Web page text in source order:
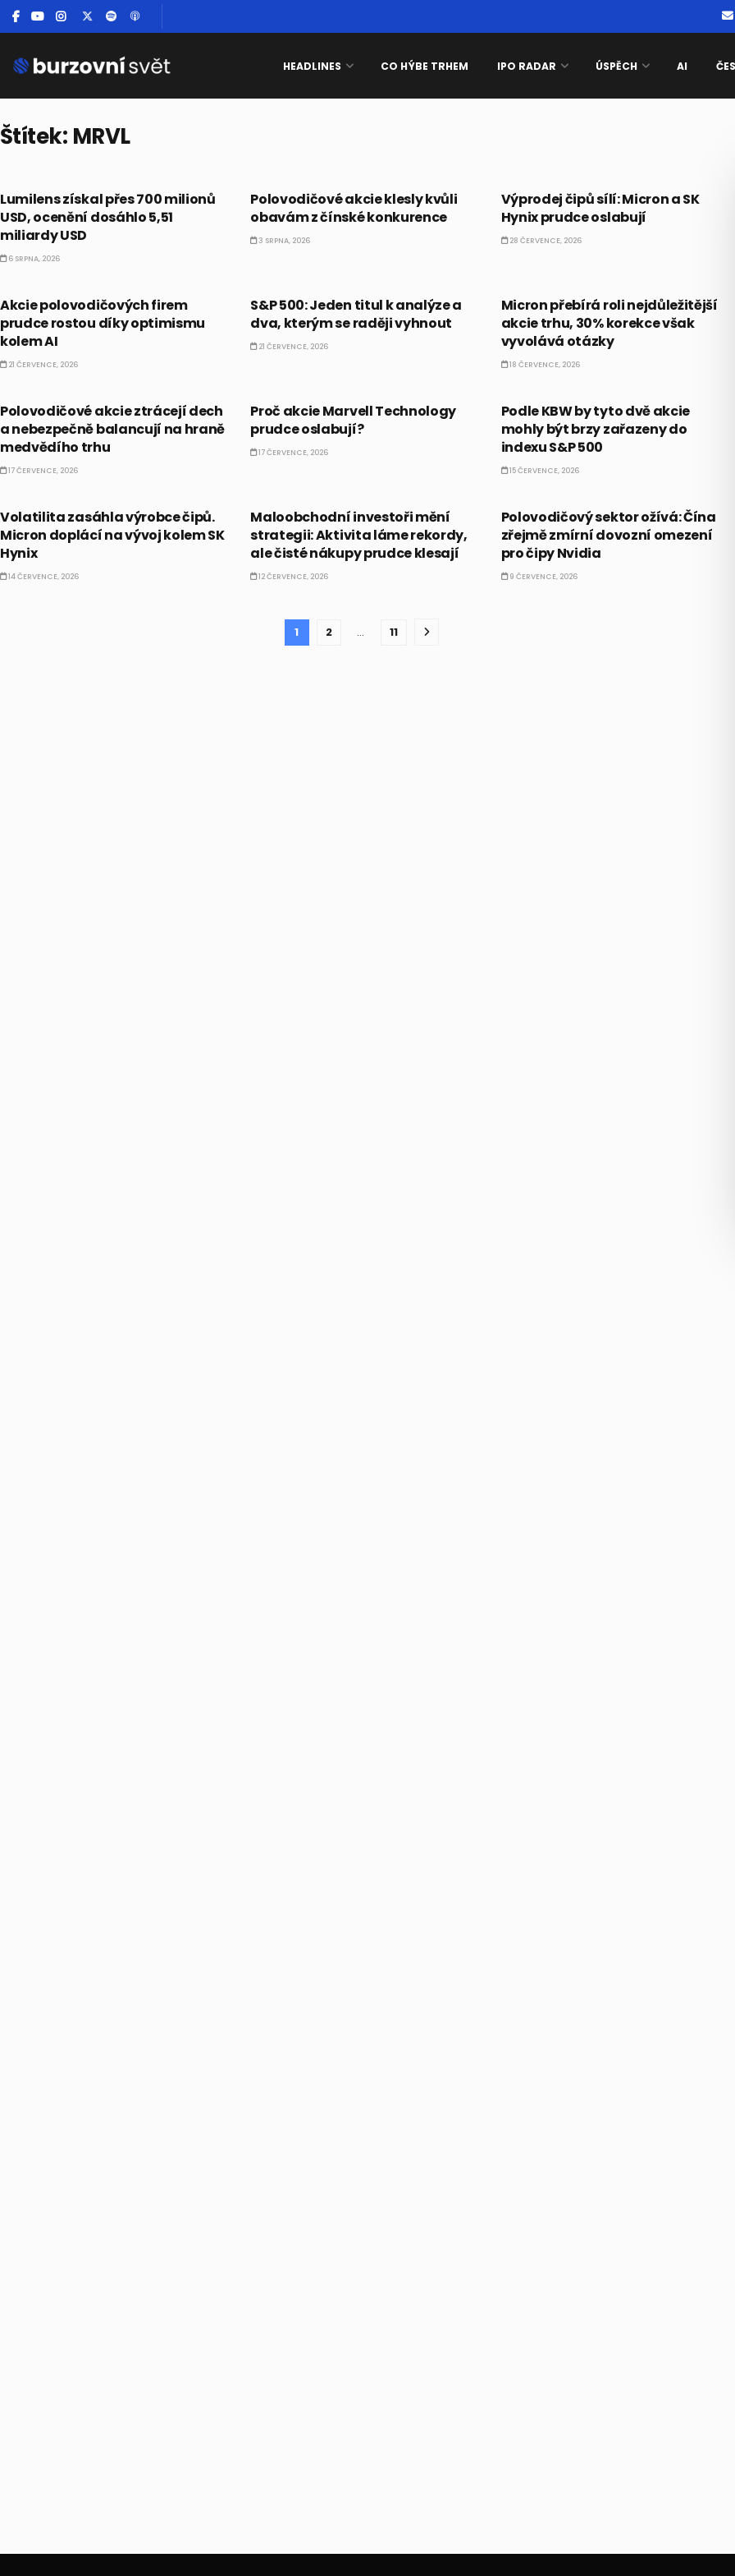
HEADLINES CO HÝBE TRHEM IPO RADAR ÚSPĚCH AI
Štítek: MRVL
Lumilens získal přes 700 milionů
USD, ocenění dosáhlo 5,51
miliardy USD
6 SRPNA, 2026
Polovodičové akcie klesly kvůli
obavám z čínské konkurence
3 SRPNA, 2026
Výprodej čipů sílí: Micron a SK
Hynix prudce oslabují
28 ČERVENCE, 2026
Akcie polovodičových firem
prudce rostou díky optimismu
kolem AI
21 ČERVENCE, 2026
S&P 500: Jeden titul k analýze a
dva, kterým se raději vyhnout
21 ČERVENCE, 2026
Micron přebírá roli nejdůležitější
akcie trhu, 30% korekce však
vyvolává otázky
18 ČERVENCE, 2026
Polovodičové akcie ztrácejí dech
a nebezpečně balancují na hraně
medvědího trhu
17 ČERVENCE, 2026
Proč akcie Marvell Technology
prudce oslabují?
17 ČERVENCE, 2026
Podle KBW by tyto dvě akcie
mohly být brzy zařazeny do
indexu S&P 500
15 ČERVENCE, 2026
Volatilita zasáhla výrobce čipů.
Micron doplácí na vývoj kolem SK
Hynix
14 ČERVENCE, 2026
Maloobchodní investoři mění
strategii: Aktivita láme rekordy,
ale čisté nákupy prudce klesají
12 ČERVENCE, 2026
Polovodičový sektor ožívá: Čína
zřejmě zmírní dovozní omezení
pro čipy Nvidia
9 ČERVENCE, 2026
1 2 … 11